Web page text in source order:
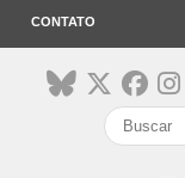
CONTATO